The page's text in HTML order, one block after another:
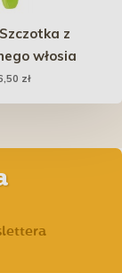
z
włosia
zł